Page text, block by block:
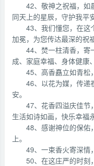
42、敬神之祝福，如
同天上的星辰，守护我平
43、我们懂您，在这
加冕，为您传达最深的祝
44、焚一柱清香，寄
成、家庭幸福、身体健康
45、高香矗立如青松
46、以花为媒，传递
安。
47、花香四溢庆佳节
生活如诗如画，快乐幸福
48、感谢神位的保佑
上。
49、一束香火寄深情
50、在这庄严的时刻